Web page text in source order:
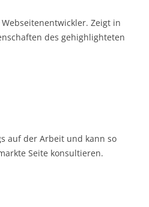
Zeigt in
des gehighlighteten
auf der Arbeit und kann so
Seite konsultieren.